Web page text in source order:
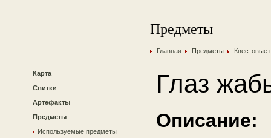
Карта
Свитки
Артефакты
Предметы
Используемые предметы
Предметы
Главная Предметы Квестовые
Глаз
Описание: